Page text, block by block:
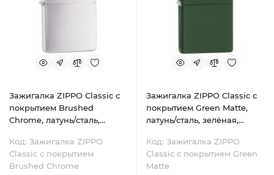
Зажигалка ZIPPO Classic с
покрытием Brushed
Chrome, латунь/сталь,
38x13x57 мм
Код: Зажигалка ZIPPO
Classic с покрытием
Brushed Chrome
Зажигалка ZIPPO Classic с
покрытием Green Matte,
латунь/сталь, зелёная,
Код: Зажигалка ZIPPO
Classic с покрытием Green
Matte